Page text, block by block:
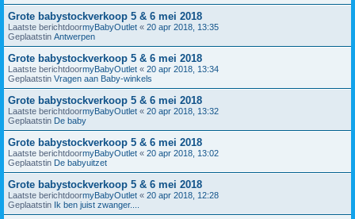
Grote babystockverkoop 5 & 6 mei 2018
Laatste berichtdoormyBabyOutlet « 20 apr 2018, 13:35
Geplaatstin Antwerpen
Grote babystockverkoop 5 & 6 mei 2018
Laatste berichtdoormyBabyOutlet « 20 apr 2018, 13:34
Geplaatstin Vragen aan Baby-winkels
Grote babystockverkoop 5 & 6 mei 2018
Laatste berichtdoormyBabyOutlet « 20 apr 2018, 13:32
Geplaatstin De baby
Grote babystockverkoop 5 & 6 mei 2018
Laatste berichtdoormyBabyOutlet « 20 apr 2018, 13:02
Geplaatstin De babyuitzet
Grote babystockverkoop 5 & 6 mei 2018
Laatste berichtdoormyBabyOutlet « 20 apr 2018, 12:28
Geplaatstin Ik ben juist zwanger....